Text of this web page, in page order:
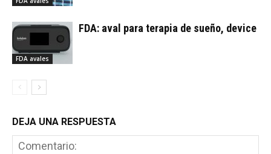
FDA avales
FDA: aval para terapia de sueño, device
DEJA UNA RESPUESTA